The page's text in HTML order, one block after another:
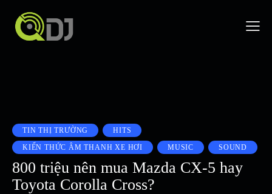
TIN THỊ TRƯỜNG
HITS
KIẾN THỨC ÂM THANH XE HƠI
MUSIC SOUND
800 triệu nên mua Mazda CX-5 hay
Toyota Corolla Cross?